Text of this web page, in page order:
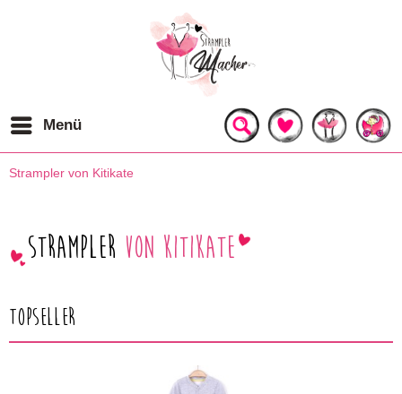
Menü
Strampler von Kitikate
Strampler von Kitikate
Topseller